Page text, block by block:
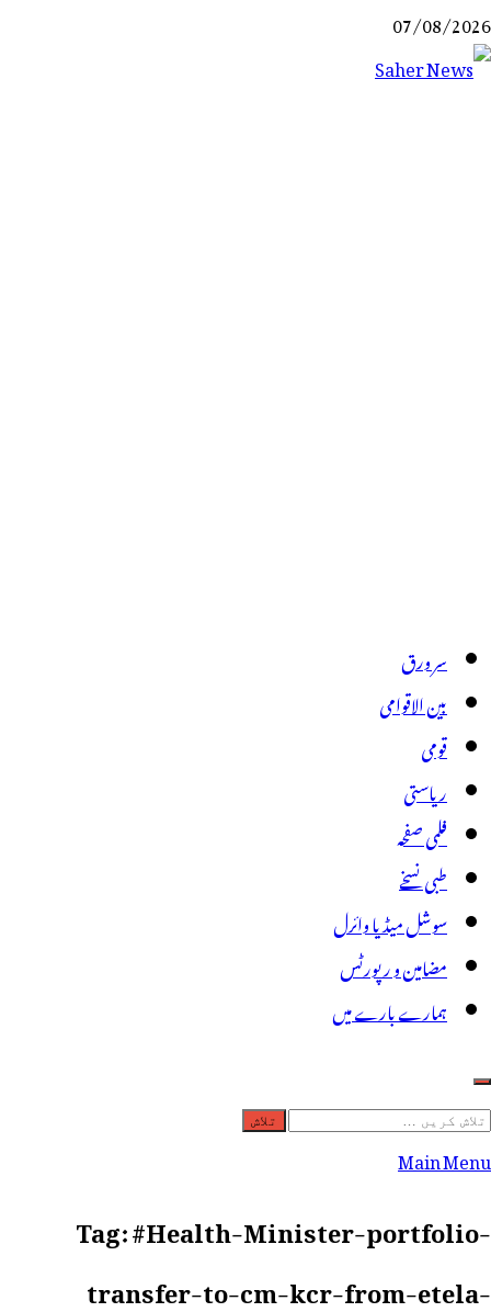
Skip
to
07/08/2026
سر ورق
بین الاقوامی
قومی
ریاستی
فلمی صفحہ
طبی نسخے
سوشل میڈیا وائرل
مضامین و رپورٹس
ہمارے بارے میں
تلاش
کریں
Main Menu
Tag:#Health-Minister-portfolio-
transfer-to-cm-kcr-from-etela-